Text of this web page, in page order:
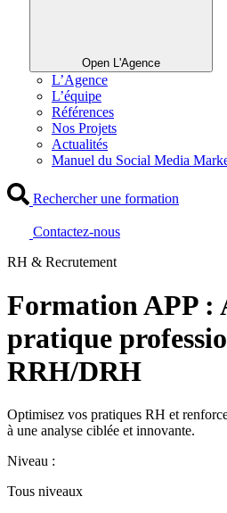
Open L'Agence
L’Agence
L’équipe
Références
Nos Projets
Actualités
Manuel du Social Media
Rechercher une formation
Contactez-nous
RH & Recrutement
Formation APP :
pratique
RRH/DRH
Optimisez vos pratiques RH et
à une analyse ciblée et innovante.
Niveau :
Tous niveaux